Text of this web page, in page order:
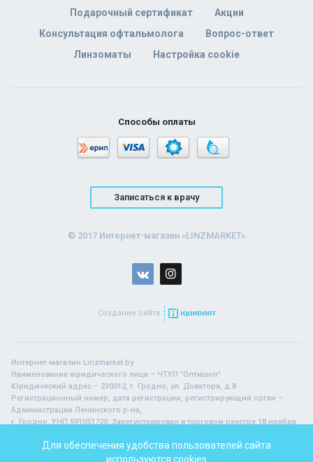
Подарочный сертификат
Акции
Консультация офтальмолога
Вопрос-ответ
Линзоматы
Настройка cookie
Способы оплаты
Записаться к врачу
© 2017 Интернет-магазин «LINZMARKET»
Создание сайта
Интернет-магазин Linzmarket.by
Наименование юридического лица – ЧТУП "Оптишоп"
Юридический адрес – 230012, г. Гродно, ул. Доватора, д.8
Регистрационный номер, дата регистрации, регистрирующий орган –
Администрация Ленинского р-на,
г. Гродно, УНП 591051720. Зарегистрирован в торговом реестре 18 ноября
В торговом реестре с 18 ноября 2015 г.
Для обеспечения удобства пользователей сайта
используются cookies